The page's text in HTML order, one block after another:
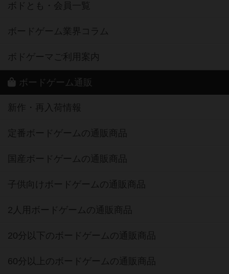
ボドとも・会員一覧
ボードゲーム業界コラム
ボドゲーマご利用案内
ボードゲーム通販
新作・再入荷情報
定番ボードゲームの通販商品
国産ボードゲームの通販商品
子供向けボードゲームの通販商品
2人用ボードゲームの通販商品
20分以下のボードゲームの通販商品
60分以上のボードゲームの通販商品